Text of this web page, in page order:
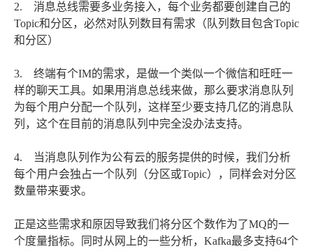
2. 消息总线需要多业务接入，每个业务都要创建自己的
Topic和分区，必然对队列数目有需求（队列数目包含Topic
和分区）
3. 终端有个IM的需求，是做一个类似一个微信和旺旺一
样的聊天工具。如果用消息总线来做，那么要求消息队列
为每个用户分配一个队列，这样至少要支持几亿的消息队
列，这个在目前的消息队列中完全没办法支持。
4. 当消息队列作为公有云的服务提供的时候，我们分析
每个用户会独占一个队列（分区或Topic），同样会对分区
数量带来要求。
正是这些需求和原因导致我们将分区个数作为了MQ的一
个度量指标。同时从网上的一些分析，Kafka最多支持64个